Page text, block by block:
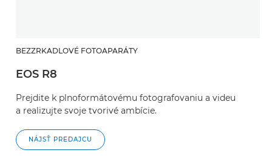
BEZZRKADLOVÉ FOTOAPARÁTY
EOS R8
Prejdite k plnoformátovému fotografovaniu a videu
a realizujte svoje tvorivé ambície.
NÁJSŤ PREDAJCU